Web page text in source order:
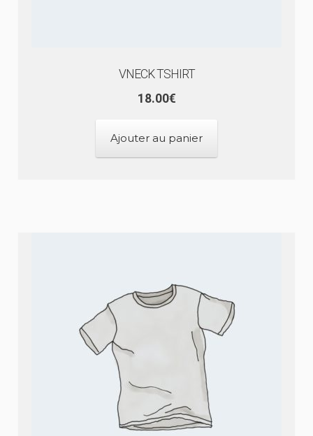
VNECK TSHIRT
18.00€
Ajouter au panier